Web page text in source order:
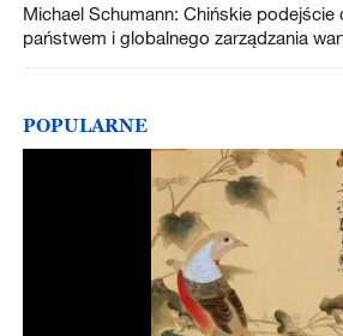
Michael Schumann: Chińskie podejście
państwem i globalnego zarządzania
POPULARNE